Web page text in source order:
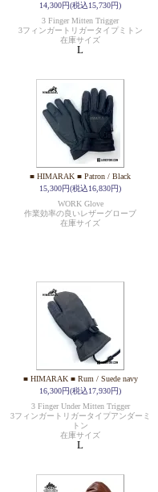
14,300円(税込15,730円)
3 Finger Mitten Trigger
3フィンガートリガータイプミトン
在庫サイズ
L
■ HIMARAK ■ Patron / Black
15,300円(税込16,830円)
WORK Glove
作業効率の良いレザーグローブ
在庫サイズ
■ HIMARAK ■ Rum / Suede navy
16,300円(税込17,930円)
3 Finger Under Mitten Trigger
3フィンガートリガータイプアンダーミ
トン
在庫サイズ
L